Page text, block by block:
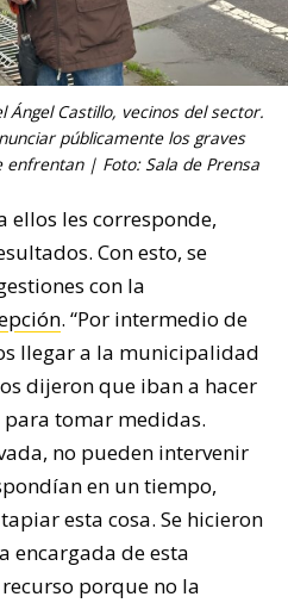
Ángel Castillo, vecinos del sector.
públicamente los graves
enfrentan | Foto: Sala de Prensa
ellos les corresponde,
Con esto, se
con la
. “Por intermedio de
llegar a la municipalidad
dijeron que iban a hacer
tomar medidas.
no pueden intervenir
en un tiempo,
esta cosa. Se hicieron
encargada de esta
porque no la